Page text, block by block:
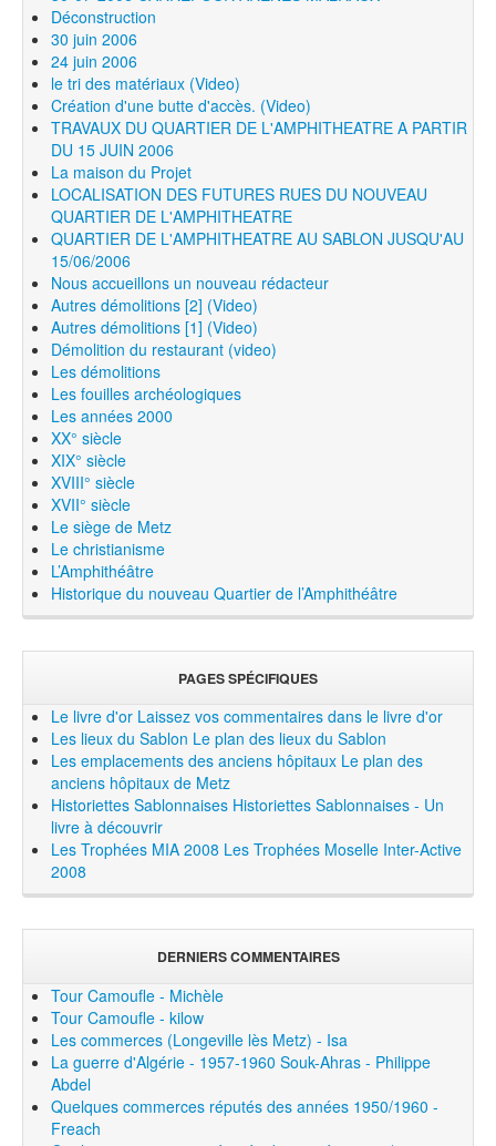
Déconstruction
30 juin 2006
24 juin 2006
le tri des matériaux (Video)
Création d'une butte d'accès. (Video)
TRAVAUX DU QUARTIER DE L'AMPHITHEATRE A PARTIR
DU 15 JUIN 2006
La maison du Projet
LOCALISATION DES FUTURES RUES DU NOUVEAU
QUARTIER DE L'AMPHITHEATRE
QUARTIER DE L'AMPHITHEATRE AU SABLON JUSQU'AU
15/06/2006
Nous accueillons un nouveau rédacteur
Autres démolitions [2] (Video)
Autres démolitions [1] (Video)
Démolition du restaurant (video)
Les démolitions
Les fouilles archéologiques
Les années 2000
XX° siècle
XIX° siècle
XVIII° siècle
XVII° siècle
Le siège de Metz
Le christianisme
L’Amphithéâtre
Historique du nouveau Quartier de l’Amphithéâtre
PAGES SPÉCIFIQUES
Le livre d'or Laissez vos commentaires dans le livre d'or
Les lieux du Sablon Le plan des lieux du Sablon
Les emplacements des anciens hôpitaux Le plan des
anciens hôpitaux de Metz
Historiettes Sablonnaises Historiettes Sablonnaises - Un
livre à découvrir
Les Trophées MIA 2008 Les Trophées Moselle Inter-Active
2008
DERNIERS COMMENTAIRES
Tour Camoufle - Michèle
Tour Camoufle - kilow
Les commerces (Longeville lès Metz) - Isa
La guerre d'Algérie - 1957-1960 Souk-Ahras - Philippe
Abdel
Quelques commerces réputés des années 1950/1960 -
Freach